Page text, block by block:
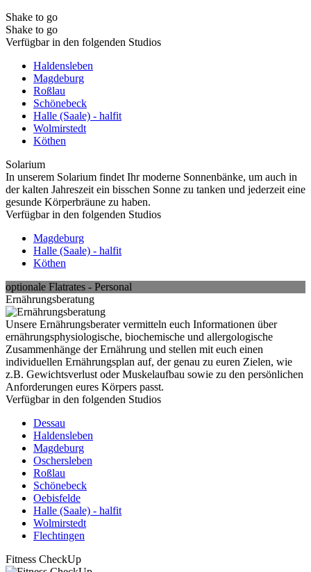
Shake to go
Shake to go
Verfügbar in den folgenden Studios
Haldensleben
Magdeburg
Roßlau
Schönebeck
Halle (Saale) - halfit
Wolmirstedt
Köthen
Solarium
In unserem Solarium findet Ihr moderne Sonnenbänke, um auch in
der kalten Jahreszeit ein bisschen Sonne zu tanken und jederzeit eine
gesunde Körperbräune zu haben.
Verfügbar in den folgenden Studios
Magdeburg
Halle (Saale) - halfit
Köthen
optionale Flatrates - Personal
Ernährungsberatung
Unsere Ernährungsberater vermitteln euch Informationen über
ernährungsphysiologische, biochemische und allergologische
Zusammenhänge der Ernährung und stellen mit euch einen
individuellen Ernährungsplan auf, der genau zu euren Zielen, wie
z.B. Gewichtsverlust oder Muskelaufbau sowie zu den persönlichen
Anforderungen eures Körpers passt.
Verfügbar in den folgenden Studios
Dessau
Haldensleben
Magdeburg
Oschersleben
Roßlau
Schönebeck
Oebisfelde
Halle (Saale) - halfit
Wolmirstedt
Flechtingen
Fitness CheckUp